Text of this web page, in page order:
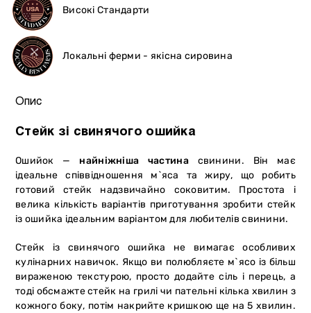
Високі Стандарти
Локальні ферми - якісна сировина
Опис
Стейк зі свинячого ошийка
Ошийок — найніжніша частинасвинини. Він має
ідеальне співвідношення м`яса та жиру, що робить
готовий стейк надзвичайно соковитим. Простота і
велика кількість варіантів приготування зробити стейк
із ошийка ідеальним варіантом для любителів свинини.
Стейк із свинячого ошийка не вимагає особливих
кулінарних навичок. Якщо ви полюбляєте м`ясо із більш
вираженою текстурою, просто додайте сіль і перець, а
тоді обсмажте стейк на грилі чи пательні кілька хвилин з
кожного боку, потім накрийте кришкою ще на 5 хвилин.